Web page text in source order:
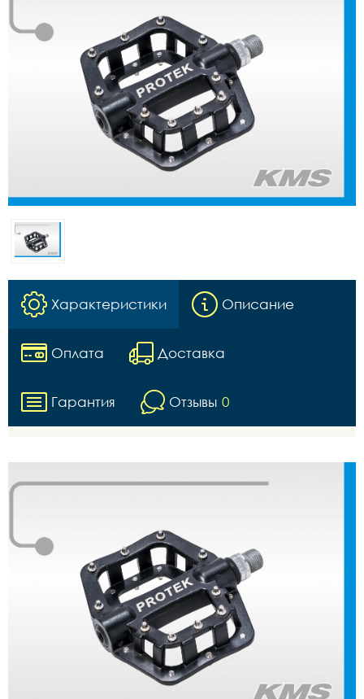
Характеристики Описание
Оплата Доставка
Гарантия Отзывы 0